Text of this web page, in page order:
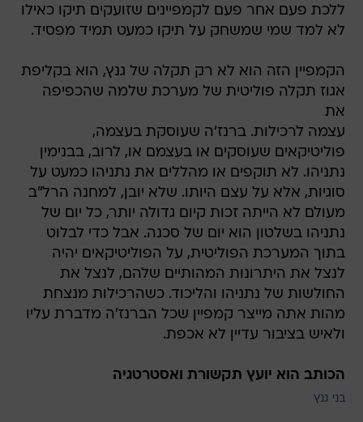
ללכת פעם אחר פעם לקמפיינים שזועקים תיקו כאילו
לא למד שמי שמשחק על תיקו כמעט תמיד מפסיד.
הקמפיין הזה הוא לא רק תקלה של גנץ, הוא בקליפת
אגוז תקלה פוליטית של מערכת שלמה שהכפיפה
את
עצמה לרכילות. ברנז'ה שעוסקת בעצמה,
פוליטיקאים שעוסקים או בעצמם או, לרוב, בבנימין
נתניהו. לא תוקפים או מהללים את נתניהו כמעט על
סוגיות, אלא על עצם היותו. שלא יובן, למחנה הרל"ב
מעולם לא הייתה זכות קיום גדולה יותר, כל יום של
נתניהו בשלטון הוא יום של סכנה. אבל כדי לבלוט
בתוך המערכת הפוליטית, על הפוליטיקאים יהיה
לנצל את היתרונות המהותיים שלהם, לנצל את
החולשות של נתניהו והליכוד. כשהרכילות מנצחת
מהות אתה מייצר קמפיין שכל הברנז'ה מדברת עליו
ולאיש בציבור עדיין לא אכפת.
הכותב הוא יועץ תקשורת ואסטרטגיה
בני גנץ